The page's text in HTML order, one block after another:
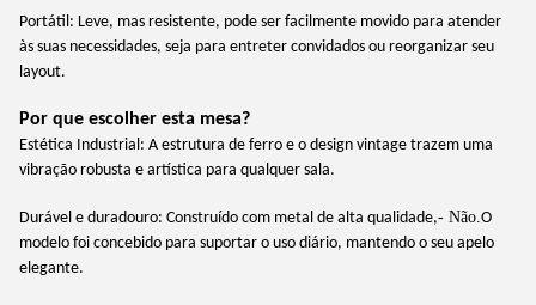
Portátil: Leve, mas resistente, pode ser facilmente movido para atender
às suas necessidades, seja para entreter convidados ou reorganizar seu
layout.
Por que escolher esta mesa?
Estética Industrial: A estrutura de ferro e o design vintage trazem uma
vibração robusta e artística para qualquer sala.
Durável e duradouro: Construído com metal de alta qualidade,- Não. O
modelo foi concebido para suportar o uso diário, mantendo o seu apelo
elegante.